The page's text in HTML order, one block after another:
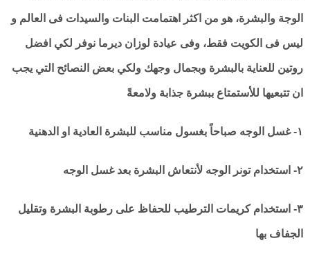
الوجة والبشرة، هو من اكثر اهتمامت البنات والسيدات فى العالم و
ليس فى الكويت فقط، وفى عيادة لوزان ديرما نوفر لكي افضل
روتين للعناية بالبشرة وبجمال وجهك ولكي بعض النصائح التي يجب
ان تتبعيها للأستمتاع ببشرة جذابة ولامعةً
١- غسل الوجه صباحاً بغسول مناسب للبشرة العادية او الدهنية
٢- استخدام تونر الوجه لأنتعاش البشرة بعد غسل الوجه
٣- استخدام كريمات الترطيب للحفاظ على رطوبة البشرة وتقليل
الجفاف بها